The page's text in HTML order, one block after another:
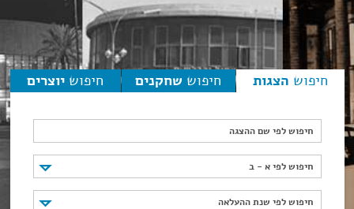
חיפוש הצגות חיפוש שחקנים חיפוש יוצרים
חיפוש לפי שם ההצגה
חיפוש לפי א - ב
חיפוש לפי א - ב
חיפוש לפי שנת ההעלאה
חיפוש לפי שנת ההעלאה